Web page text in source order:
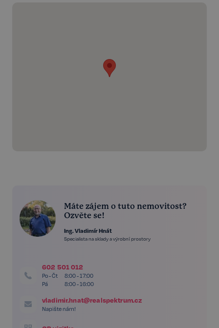
Máte zájem o tuto nemovitost?
Ozvěte se!
Ing. Vladimír Hnát
Specialista na sklady a výrobní prostory
602 501 012
Po - Čt
8:00 - 17:00
Pá
8:00 - 16:00
vladimir.hnat@realspektrum.cz
Napište nám!